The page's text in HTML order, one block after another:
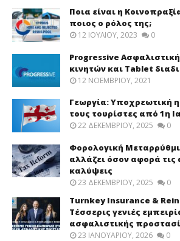
Ποια είναι η
ποιος ο ρόλος της;
12 ΙΟΥΛΊΟΥ, 2023 0
Progressive
κινητών και Tablet
12 ΝΟΕΜΒΡΊΟΥ, 2021
Γεωργία: Υποχρεωτική
τους τουρίστες από 1η
22 ΔΕΚΕΜΒΡΊΟΥ, 2025 0
Φορολογική
αλλάζει όσον αφορά τις
καλύψεις
23 ΔΕΚΕΜΒΡΊΟΥ, 2025 0
Turnkey Insurance &
Τέσσερις γενιές
ασφαλιστικής
23 ΙΑΝΟΥΑΡΊΟΥ, 2026 0